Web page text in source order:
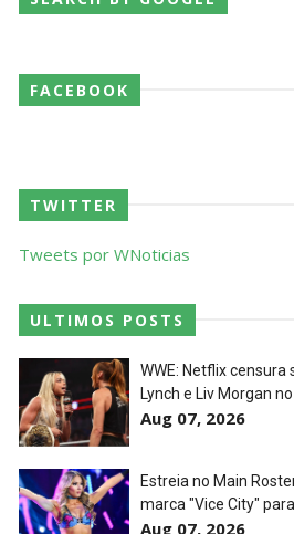
Unknown - Jul 26 2026
Butcher vs. Samoa Joe”
Unknown-Jul 26 2026
WWE Main Event, July 23, 2026
Unknown- Jul 26 2026
Throwback: Bret "The
Perfect: SummerSlam 1991
Championship Match
SCSA867-Jul 26 2026
FACEBOOK
TWITTER
Tweets por WNoticias
ULTIMOS POSTS
WWE: Netflix
Lynch e Liv Morgan
Aug 07, 2026
Estreia no Main
marca "Vice City"
Aug 07, 2026